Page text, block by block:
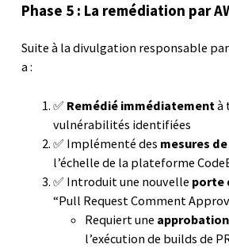
Phase 5 : La remédiation par
Suite à la divulgation responsable par
a :
✅ Remédié immédiatement à
vulnérabilités identifiées
✅ Implémenté des mesures
l’échelle de la plateforme
✅ Introduit une nouvelle porte
“Pull Request Comment
Requiert une
l’exécution de builds de